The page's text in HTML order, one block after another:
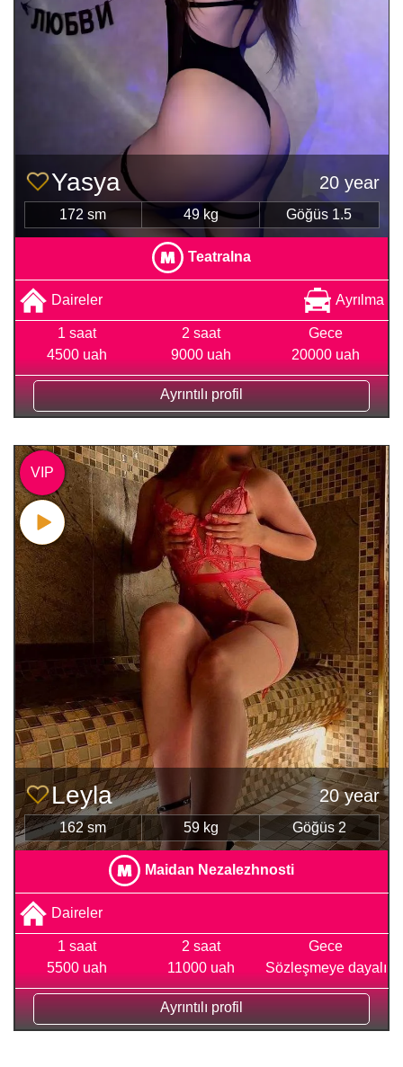
Yasya 20 year
172 sm 49 kg Göğüs 1.5
Teatralna
Daireler Ayrılma
1 saat
4500 uah
2 saat
9000 uah
Gece
20000 uah
Ayrıntılı profil
Leyla 20 year
162 sm 59 kg Göğüs 2
Maidan Nezalezhnosti
Daireler
1 saat
5500 uah
2 saat
11000 uah
Gece
Sözleşmeye dayalı
Ayrıntılı profil
VIP